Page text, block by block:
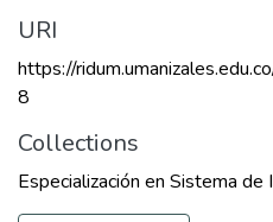
URI
https://
8
Collections
Especialización en Sistema de